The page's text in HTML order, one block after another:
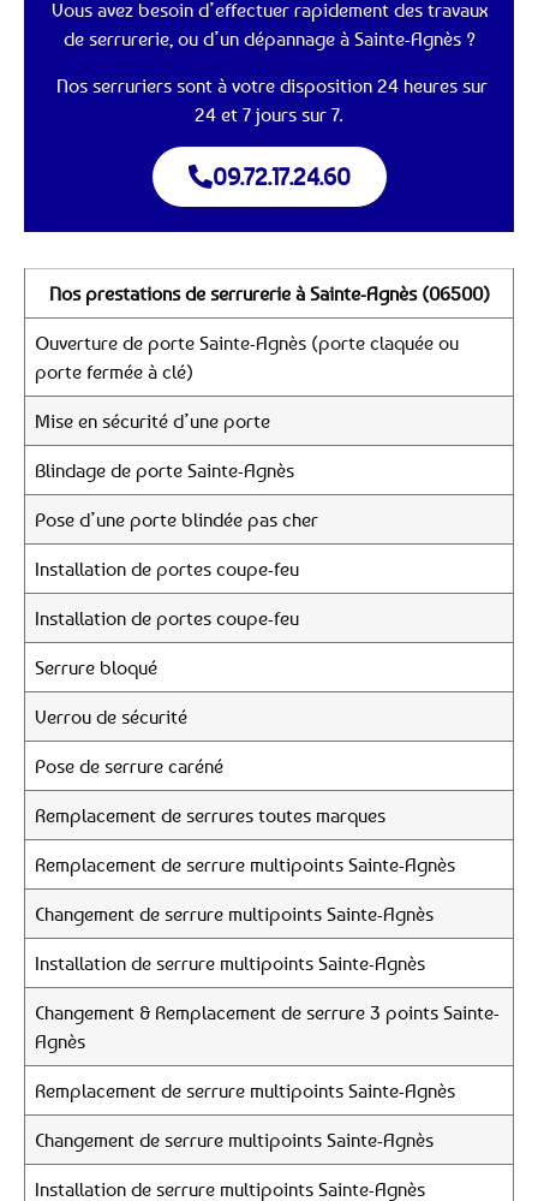
Vous avez besoin d’effectuer rapidement des travaux
de serrurerie, ou d’un dépannage à Sainte-Agnès ?
Nos serruriers sont à votre disposition 24 heures sur
24 et 7 jours sur 7.
09.72.17.24.60
Nos prestations de serrurerie à Sainte-Agnès (06500)
Ouverture de porte Sainte-Agnès (porte claquée ou
porte fermée à clé)
Mise en sécurité d’une porte
Blindage de porte Sainte-Agnès
Pose d’une porte blindée pas cher
Installation de portes coupe-feu
Installation de portes coupe-feu
Serrure bloqué
Verrou de sécurité
Pose de serrure caréné
Remplacement de serrures toutes marques
Remplacement de serrure multipoints Sainte-Agnès
Changement de serrure multipoints Sainte-Agnès
Installation de serrure multipoints Sainte-Agnès
Changement & Remplacement de serrure 3 points Sainte-
Agnès
Remplacement de serrure multipoints Sainte-Agnès
Changement de serrure multipoints Sainte-Agnès
Installation de serrure multipoints Sainte-Agnès